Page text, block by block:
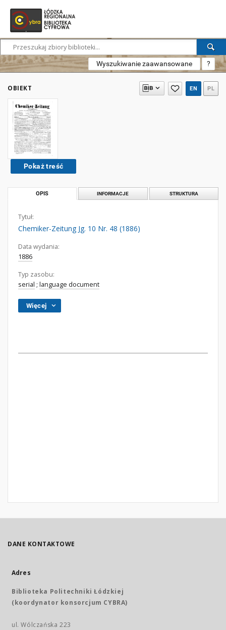
Wyszukiwanie zaawansowane ?
OBIEKT EN PL
Pokaż treść
OPIS INFORMACJE STRUKTURA
Tytuł:
Chemiker-Zeitung Jg. 10 Nr. 48 (1886)
Data wydania:
1886
Typ zasobu:
serial ; language document
Więcej
DANE KONTAKTOWE
Adres
Biblioteka Politechniki Łódzkiej
(koordynator konsorcjum CYBRA)
ul. Wólczańska 223